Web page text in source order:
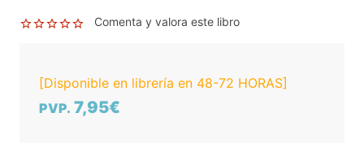
Comenta y valora este libro
[Disponible en librería en 48-72 HORAS]
PVP. 7,95€